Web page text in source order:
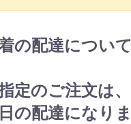
の配達について
定のご注文は、
の配達になりま